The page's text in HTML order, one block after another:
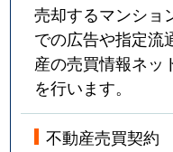
売却するマンショ
での広告や指定流
産の売買情報ネッ
を行います。
不動産売買契約